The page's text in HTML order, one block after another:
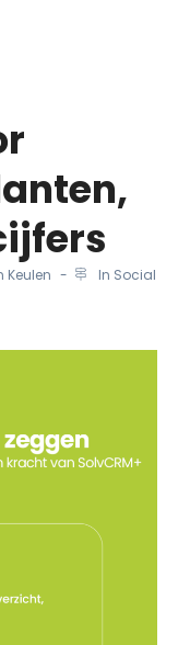
Keulen In Social